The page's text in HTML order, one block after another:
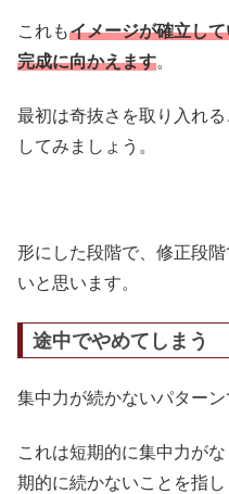
これもイメージが確立し
完成に向かえます。
最初は奇抜さを取り入れ
してみましょう。
形にした段階で、修正段
いと思います。
途中でやめてしまう
集中力が続かないパターン
これは短期的に集中力が
期的に続かないことを指し